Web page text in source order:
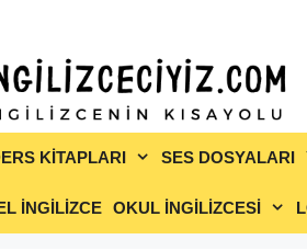
KİTAPLARI SES DOSYALARI
İNGİLİZCE OKUL İNGİLİZCESİ